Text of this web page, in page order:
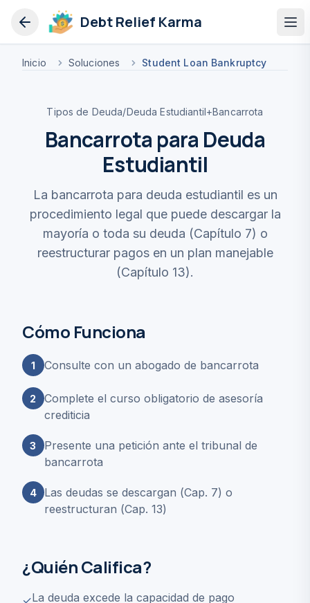
Debt Relief Karma
Inicio Soluciones Student Loan Bankruptcy
Tipos de Deuda/Deuda Estudiantil+Bancarrota
Bancarrota para Deuda
Estudiantil
La bancarrota para deuda estudiantil es un
procedimiento legal que puede descargar la
mayoría o toda su deuda (Capítulo 7) o
reestructurar pagos en un plan manejable
(Capítulo 13).
Cómo Funciona
1 Consulte con un abogado de bancarrota
2
Complete el curso obligatorio de asesoría
crediticia
3
Presente una petición ante el tribunal de
bancarrota
4
Las deudas se descargan (Cap. 7) o
reestructuran (Cap. 13)
¿Quién Califica?
✓La deuda excede la capacidad de pago